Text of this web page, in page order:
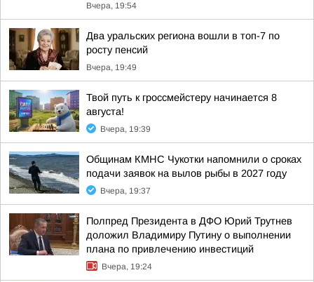
Вчера, 19:54
Два уральских региона вошли в топ-7 по
росту пенсий
Вчера, 19:49
Твой путь к гроссмейстеру начинается 8
августа!
Вчера, 19:39
Общинам КМНС Чукотки напомнили о сроках
подачи заявок на вылов рыбы в 2027 году
Вчера, 19:37
Полпред Президента в ДФО Юрий Трутнев
доложил Владимиру Путину о выполнении
плана по привлечению инвестиций
Вчера, 19:24